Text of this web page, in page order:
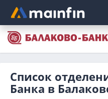
Главное меню
Список
Банка в